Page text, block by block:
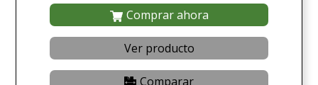
Comprar ahora
Ver producto
Comparar